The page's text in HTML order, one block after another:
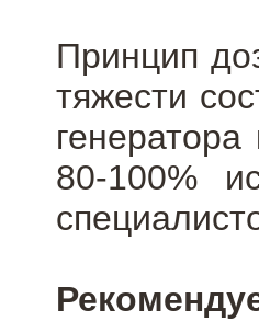
Принцип
тяжести
80-100%